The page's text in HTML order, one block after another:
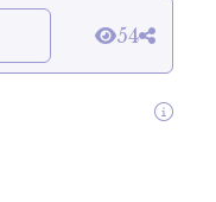
54